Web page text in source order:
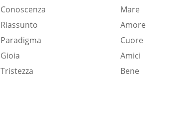
Conoscenza
Riassunto
Paradigma
Gioia
Tristezza
Mare
Amore
Cuore
Amici
Bene